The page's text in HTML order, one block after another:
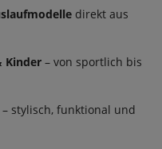
direkt aus
Kinder – von sportlich bis
– stylisch, funktional und